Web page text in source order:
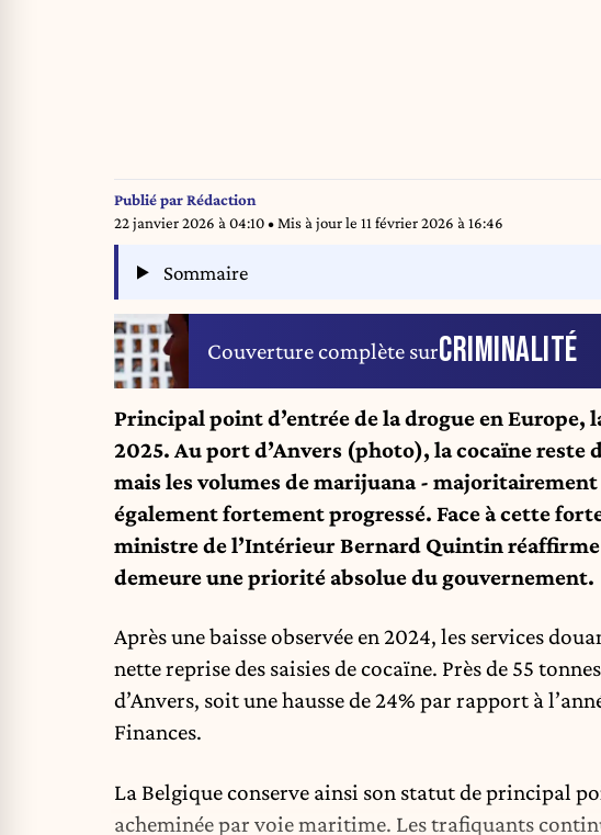
Publié parRédaction
22 janvier 2026 à 04:10• Mis à jour le 11 février 2026 à 16:46
Sommaire
Couverture complète surCRIMINALITÉ
Principal point d’entrée de la drogue en Europe,
2025. Au port d’Anvers (photo), la cocaïne reste
mais les volumes de marijuana -
également fortement progressé. Face à cette
ministre de l’Intérieur Bernard Quintin
demeure une priorité absolue du gouvernement.
Après une baisse observée en 2024, les services
nette reprise des saisies de cocaïne. Près de 55
d’Anvers, soit une hausse de 24% par rapport à
Finances.
La Belgique conserve ainsi son statut de principal
acheminée par voie maritime. Les trafiquants